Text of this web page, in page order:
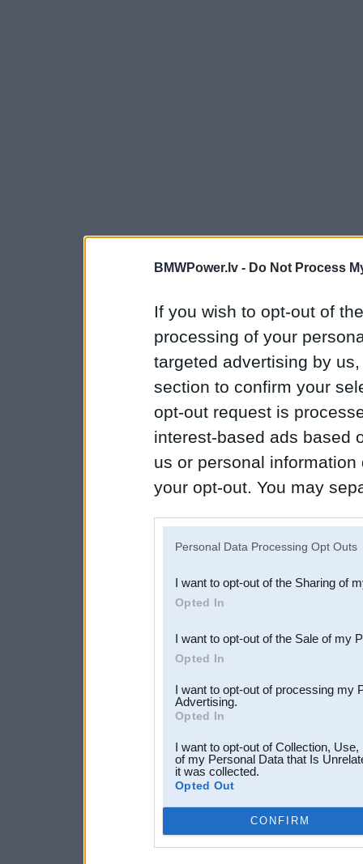
BMWPower.lv - Do Not Process
If you wish to opt-out of
processing of your
targeted advertising by
section to confirm your
opt-out request is
interest-based ads based
us or personal
your opt-out. You may
Downstream Participants
third parties.
Personal Data Processing Opt Outs
I want to opt-out of the Sharing of
Opted In
I want to opt-out of the Sale of my
Opted In
I want to opt-out of processing my
Advertising.
Opted In
I want to opt-out of Collection,
of my Personal Data that Is
it was collected.
Opted Out
CONFIRM